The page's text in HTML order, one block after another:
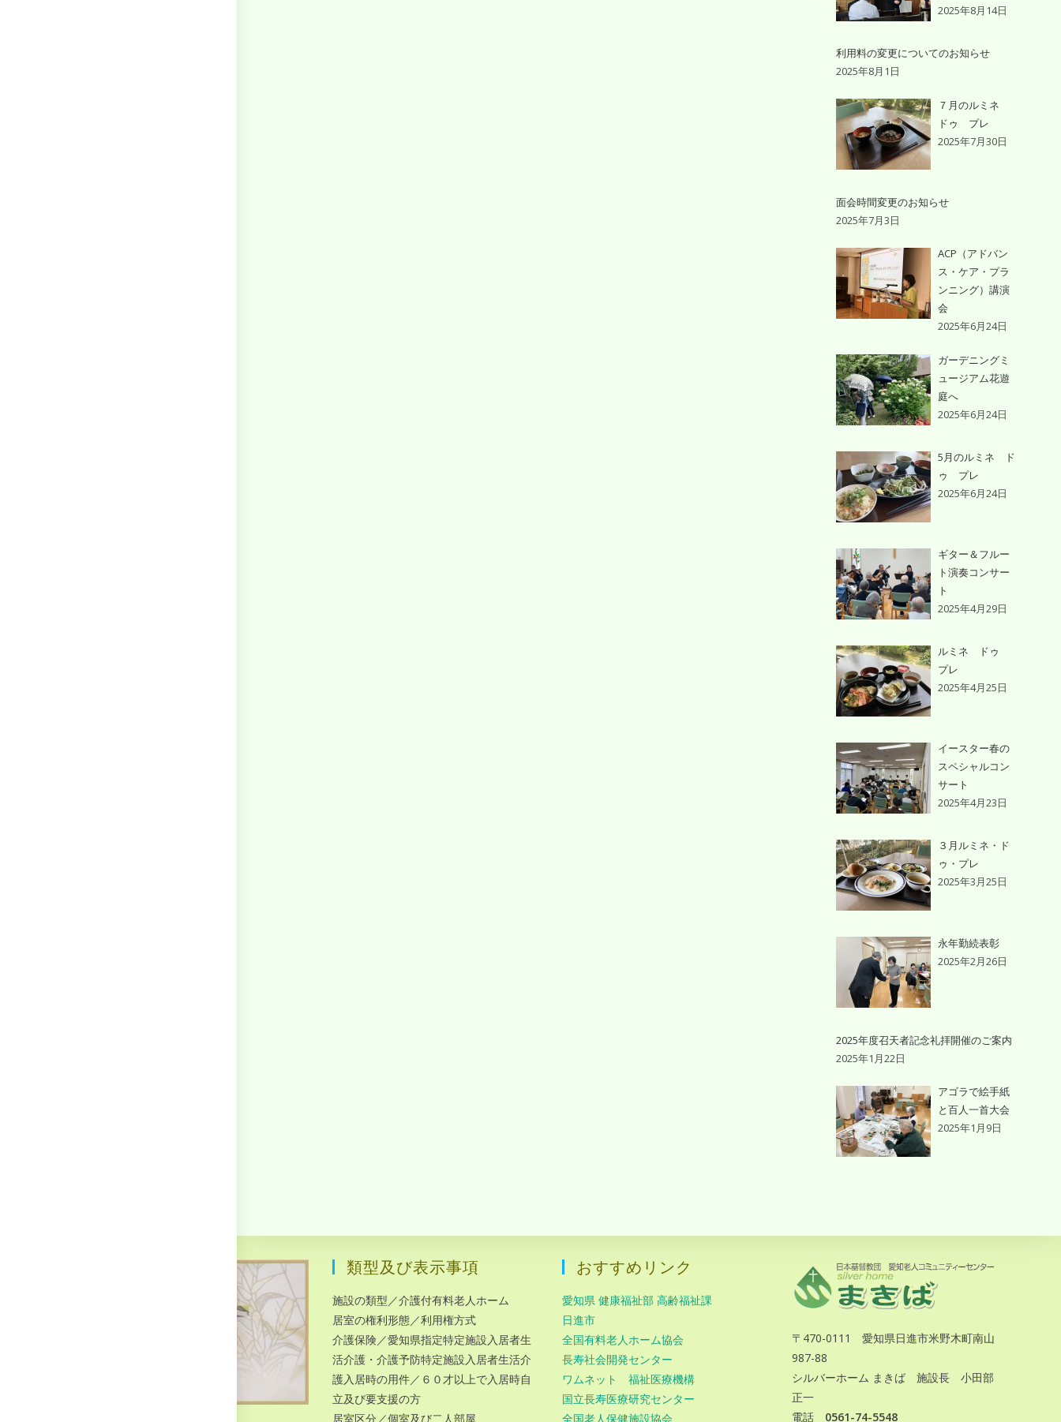
2025年8月14日
利用料の変更についてのお知らせ
2025年8月1日
７月のルミネ
ドゥ プレ
2025年7月30日
面会時間変更のお知らせ
2025年7月3日
ACP（アドバン
ス・ケア・プラ
ンニング）講演
会
2025年6月24日
ガーデニングミ
ュージアム花遊
庭へ
2025年6月24日
5月のルミネ ド
ゥ プレ
2025年6月24日
ギター＆フルー
ト演奏コンサー
ト
2025年4月29日
ルミネ ドゥ
プレ
2025年4月25日
イースター春の
スペシャルコン
サート
2025年4月23日
３月ルミネ・ド
ゥ・プレ
2025年3月25日
永年勤続表彰
2025年2月26日
2025年度召天者記念礼拝開催のご案内
2025年1月22日
アゴラで絵手紙
と百人一首大会
2025年1月9日
類型及び表示事項
施設の類型／介護付有料老人ホーム
居室の権利形態／利用権方式
介護保険／愛知県指定特定施設入居者生
活介護・介護予防特定施設入居者生活介
護入居時の用件／６０才以上で入居時自
立及び要支援の方
居室区分／個室及び二人部屋
おすすめリンク
愛知県 健康福祉部 高齢福祉課
日進市
全国有料老人ホーム協会
長寿社会開発センター
ワムネット 福祉医療機構
国立長寿医療研究センター
全国老人保健施設協会
〒470-0111 愛知県日進市米野木町南山
987-88
シルバーホーム まきば 施設長 小田部
正一
電話 0561-74-5548